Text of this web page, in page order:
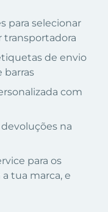
para selecionar
de envio
barras
com
na
para os
tua marca, e